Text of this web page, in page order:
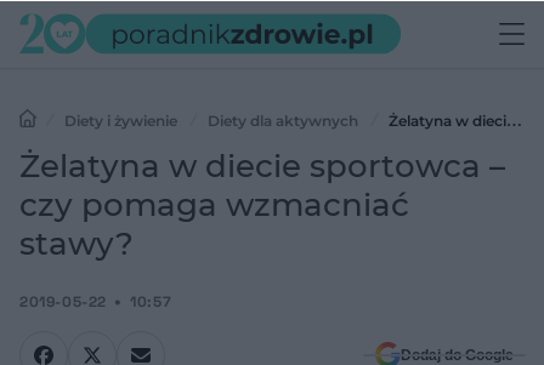
Diety i żywienie Diety dla aktywnych
Żelatyna w diecie
sportowca – czy pomaga wzmacniać stawy?
Żelatyna w diecie sportowca –
czy pomaga wzmacniać
stawy?
2019-05-22 10:57
Dodaj do Google